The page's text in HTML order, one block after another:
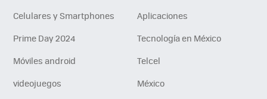
Celulares y Smartphones
Aplicaciones
Prime Day 2024
Tecnología en México
Móviles android
Telcel
videojuegos
México